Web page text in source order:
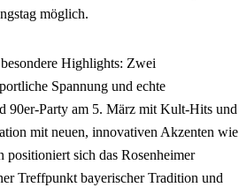
möglich.
Highlights: Zwei
Spannung und echte
90er-Party am 5. März mit Kult-Hits und
mit neuen, innovativen Akzenten wie
sich das Rosenheimer
Treffpunkt bayerischer Tradition und